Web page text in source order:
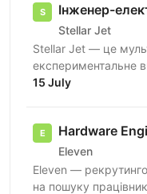
Інженер-
Stellar Jet
Stellar Jet — це
експериментальне
довели свою
15 July
Hardware
Eleven
Eleven —
на пошуку